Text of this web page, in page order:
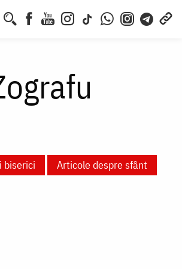
biserici
Articole despre sfânt